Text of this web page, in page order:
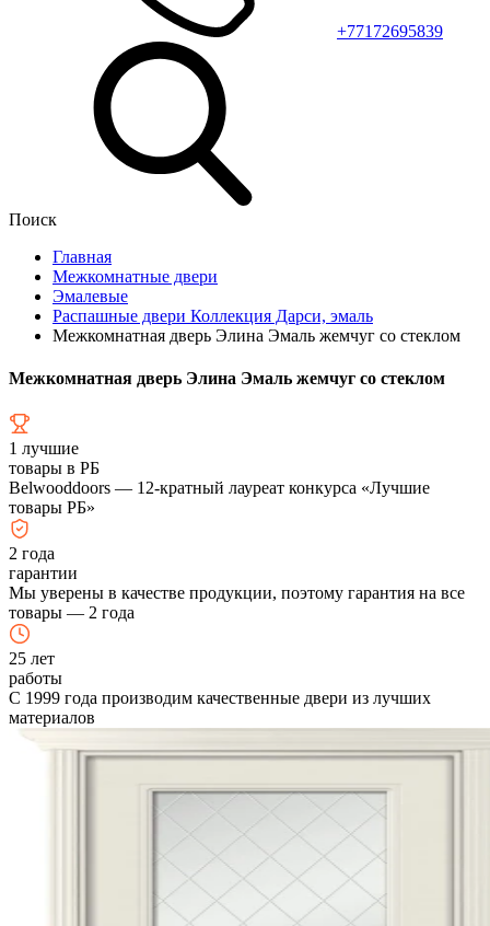
+77172695839
Поиск
Главная
Межкомнатные двери
Эмалевые
Распашные двери Коллекция Дарси, эмаль
Межкомнатная дверь Элина Эмаль жемчуг со стеклом
Межкомнатная дверь Элина Эмаль жемчуг со стеклом
1 лучшие
товары в РБ
Belwooddoors — 12-кратный лауреат конкурса «Лучшие
товары РБ»
2 года
гарантии
Мы уверены в качестве продукции, поэтому гарантия на все
товары — 2 года
25 лет
работы
С 1999 года производим качественные двери из лучших
материалов